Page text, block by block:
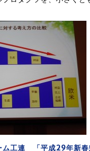
ム工連 「平成29年新